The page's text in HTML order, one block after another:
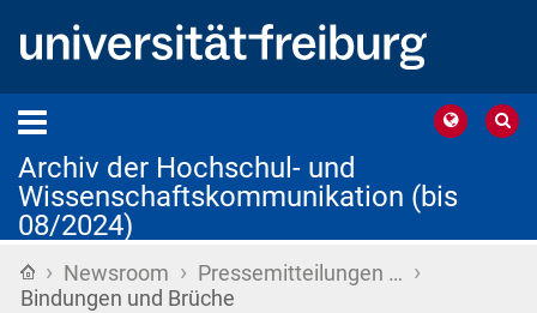
Archiv der Hochschul- und
Wissenschaftskommunikation (bis
08/2024)
Startseite
› Newsroom › Pressemitteilungen … ›
Bindungen und Brüche